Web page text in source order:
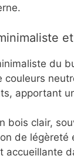
du
couleurs
apportant
bois clair,
de légèreté
accueillante